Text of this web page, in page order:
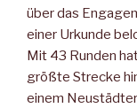
über das
einer Urkunde
Mit 43 Runden
größte Strecke
einem Neustädter